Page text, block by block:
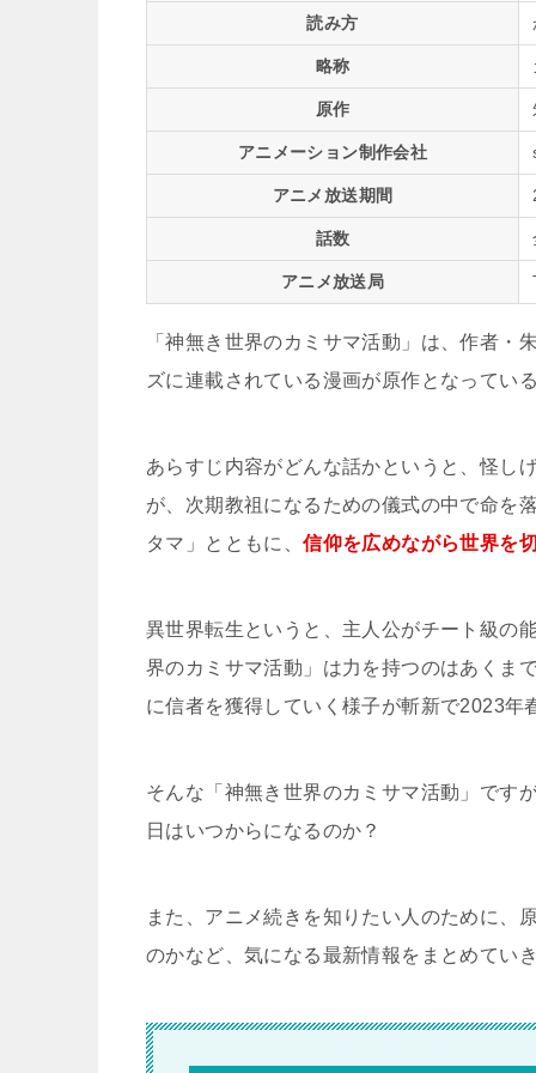
読み方
略称
原作
アニメーション制作会社
アニメ放送期間
話数
アニメ放送局
「神無き世界のカミサマ活動」は、作者
ズに連載されている漫画が原作となってい
あらすじ内容がどんな話かというと、怪し
が、次期教祖になるための儀式の中で命を
タマ」とともに、信仰を広めながら世界を
異世界転生というと、主人公がチート級の
界のカミサマ活動」は力を持つのはあくま
に信者を獲得していく様子が斬新で2023年
そんな「神無き世界のカミサマ活動」です
日はいつからになるのか？
また、アニメ続きを知りたい人のために、
のかなど、気になる最新情報をまとめてい